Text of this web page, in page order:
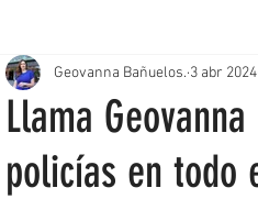
Llama
policías en todo
Geovanna Bañuelos. 3 abr 2024